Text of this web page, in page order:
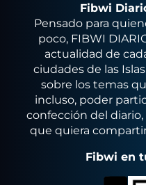
Fibwi
Pensado para
poco, FIBWI
actualidad de
ciudades de las
sobre los temas
incluso, poder
confección del
que quiera
Fibwi en